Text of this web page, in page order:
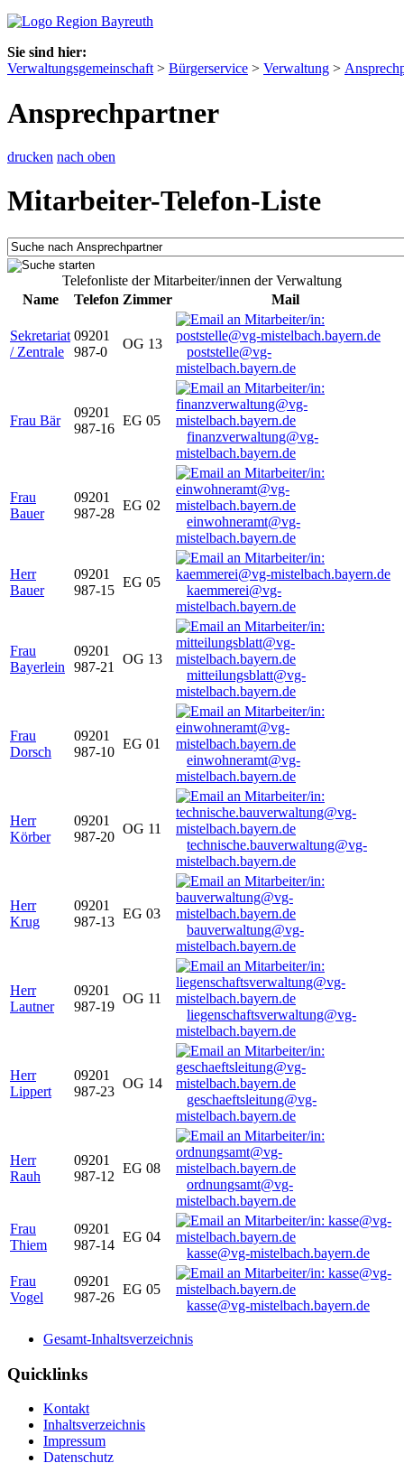
Sie sind hier:
Verwaltungsgemeinschaft > Bürgerservice > Verwaltung >
Ansprechpartner
drucken nach oben
Mitarbeiter-Telefon-Liste
Telefonliste der Mitarbeiter/innen der Verwaltung
Name
Telefon Zimmer Mail
Sekretariat
/ Zentrale
09201
987-0
OG 13
poststelle@vg-
mistelbach.bayern.de
Frau Bär
09201
987-16
EG 05
finanzverwaltung@vg-
mistelbach.bayern.de
Frau
Bauer
09201
987-28
EG 02
einwohneramt@vg-
mistelbach.bayern.de
Herr
Bauer
09201
987-15
EG 05
kaemmerei@vg-
mistelbach.bayern.de
Frau
Bayerlein
09201
987-21
OG 13
mitteilungsblatt@vg-
mistelbach.bayern.de
Frau
Dorsch
09201
987-10
EG 01
einwohneramt@vg-
mistelbach.bayern.de
Herr
Körber
09201
987-20
OG 11
technische.bauverwaltung@vg-
mistelbach.bayern.de
Herr
Krug
09201
987-13
EG 03
bauverwaltung@vg-
mistelbach.bayern.de
Herr
Lautner
09201
987-19
OG 11
liegenschaftsverwaltung@vg-
mistelbach.bayern.de
Herr
Lippert
09201
987-23
OG 14
geschaeftsleitung@vg-
mistelbach.bayern.de
Herr
Rauh
09201
987-12
EG 08
ordnungsamt@vg-
mistelbach.bayern.de
Frau
Thiem
09201
987-14
EG 04
kasse@vg-mistelbach.bayern.de
Frau
Vogel
09201
987-26
EG 05
kasse@vg-mistelbach.bayern.de
Gesamt-Inhaltsverzeichnis
Quicklinks
Kontakt
Inhaltsverzeichnis
Impressum
Datenschutz